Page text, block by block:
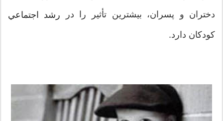
دختران و پسران، بيشترين تأثير را در
رشد اجتماعي
کودکان دارد.